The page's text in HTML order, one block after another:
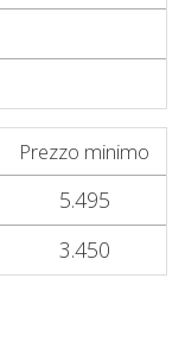
Prezzo minimo
5.495
3.450